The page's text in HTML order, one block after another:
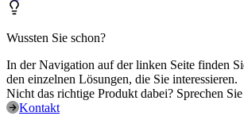
Wussten Sie schon?
In der Navigation auf der linken Seite finden
den einzelnen Lösungen, die Sie interessieren.
Nicht das richtige Produkt dabei? Sprechen
Kontakt